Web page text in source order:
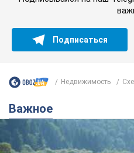
Подписаться
Недвижимость
Важное